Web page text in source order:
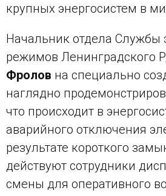
крупных энергосистем в
Начальник отдела Службы
режимов Ленинградского
Фролов на специально
наглядно
что происходит в
аварийного отключения
результате короткого
действуют сотрудники
смены для оперативного